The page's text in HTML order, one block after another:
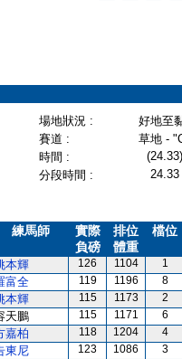
場地狀況 :
好地至
賽道 :
草地 -
時間 : (24.33)
分段時間 :
24.33
練馬師
實際
負磅
排位
體重
檔位
本輝 126 1104 1
富全 119 1196 8
本輝 115 1173 2
天鵬 115 1171 6
嘉柏 118 1204 4
東尼 123 1086 3